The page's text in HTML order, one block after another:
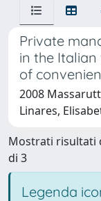
Private
in the
of
2008
Linares,
Mostrati risultati
di 3
Legenda